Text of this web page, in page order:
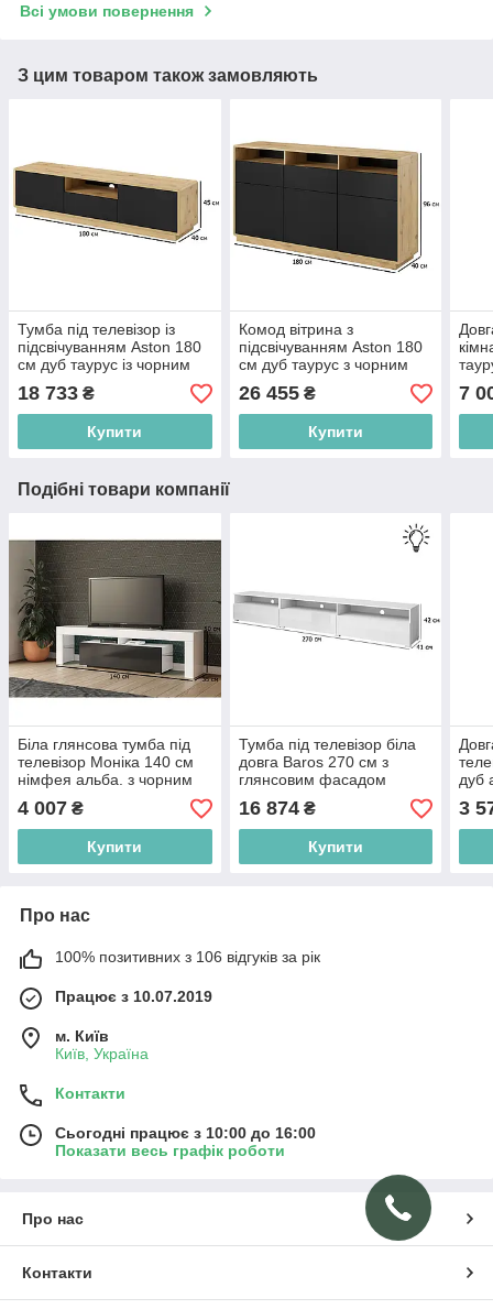
Всі умови повернення
З цим товаром також замовляють
Тумба під телевізор із
підсвічуванням Aston 180
см дуб таурус із чорним
матовим фасадом без
ручок у кімнату
18 733 ₴
Купити
Комод вітрина з
підсвічуванням Aston 180
см дуб таурус з чорним
матовим фасадом без
ручок у вітальню
26 455₴
Купити
7
Подібні товари компанії
Біла глянсова тумба під
телевізор Моніка 140 см
німфея альба. з чорним
вітальню
4 007 ₴
Купити
Тумба під телевізор біла
довга Baros 270 см з
глянсовим фасадом
універсальна без ручок з
підсвічуванням
16 874₴
Купити
дуб
3
Про нас
100% позитивних з 106 відгуків за рік
Працює з 10.07.2019
м. Київ
Київ, Україна
Контакти
Сьогодні працює з 10:00 до 16:00
Показати весь графік роботи
Про нас
Контакти